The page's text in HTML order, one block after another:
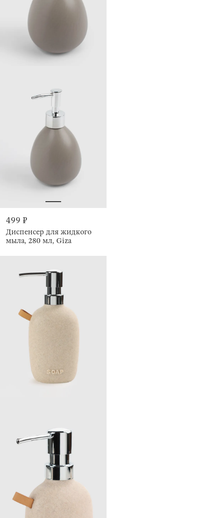
499 ₽
Диспенсер для жидкого
мыла, 280 мл, Giza